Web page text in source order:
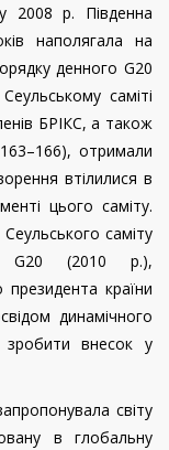
2008 р. Південна
наполягала на
денного G20
саміті
БРІКС, а також
163–166), отримали
втілилися в
цього саміту.
саміту
вG20 (2010 р.),
країни
динамічного
зробити внесок у
світу
в глобальну